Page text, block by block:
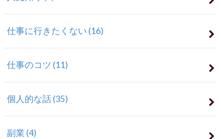
仕事に行きたくない (16)
仕事のコツ (11)
個人的な話(35)
副業 (4)